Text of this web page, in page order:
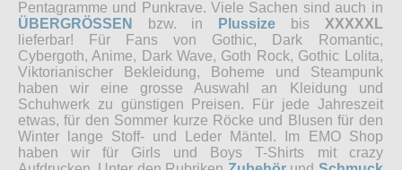
Pentagramme und Punkrave. Viele Sachen sind auch in
ÜBERGRÖSSEN
bzw. in Plussize bis XXXXXL
lieferbar! Für Fans von Gothic, Dark Romantic,
Cybergoth, Anime, Dark Wave, Goth Rock, Gothic Lolita,
Viktorianischer Bekleidung, Boheme und Steampunk
haben wir eine grosse Auswahl an Kleidung und
Schuhwerk zu günstigen Preisen. Für jede Jahreszeit
etwas, für den Sommer kurze Röcke und Blusen für den
Winter lange Stoff- und Leder Mäntel. Im EMO Shop
haben wir für Girls und Boys T-Shirts mit crazy